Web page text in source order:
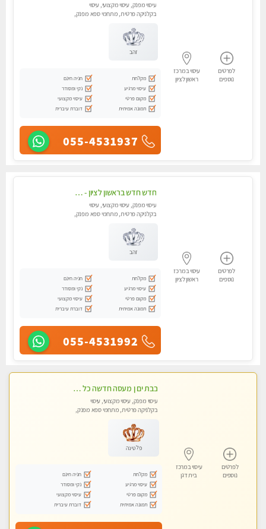
לפרטים
נוספים
עיסוי במרכז
ראשון לציון
עיסוי מפנק, עיסוי מקצועי, עיסוי
בקלניקה פרטית, מתחמי ספא מפנק,
זהב
מקלחת
חניה חינם
עיסוי מרגיע
נקי ומסודר
מקום פרטי
עיסוי מקצועי
תמונה אמיתית
דוברת עיברית
055-4531937
לפרטים
נוספים
עיסוי במרכז
ראשון לציון
חדש חדש בראשון לציון - כל סוגי העיסויים מעסה מקצועית ואיכותית פרטי!!!לא עונה לחסוי !
עיסוי מפנק, עיסוי מקצועי, עיסוי
בקלניקה פרטית, מתחמי ספא מפנק,
זהב
מקלחת
חניה חינם
עיסוי מרגיע
נקי ומסודר
מקום פרטי
עיסוי מקצועי
תמונה אמיתית
דוברת עיברית
055-4531992
לפרטים
נוספים
עיסוי במרכז
בית דגן
בבת ים ן מעסה חדשה כל סוגי העיסויים מעסה מקצועית ואיכותית פרטי!!!
עיסוי מפנק, עיסוי מקצועי, עיסוי
בקלניקה פרטית, מתחמי ספא מפנק,
פלטינה
מקלחת
חניה חינם
עיסוי מרגיע
נקי ומסודר
מקום פרטי
עיסוי מקצועי
תמונה אמיתית
דוברת עיברית